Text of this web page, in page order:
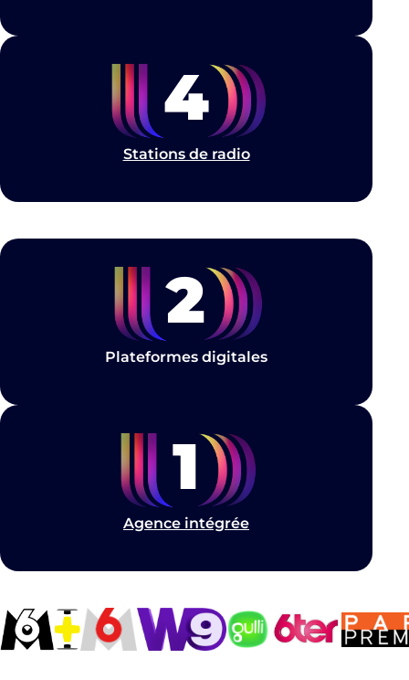
4
Stations de radio
2
Plateformes digitales
1
Agence intégrée